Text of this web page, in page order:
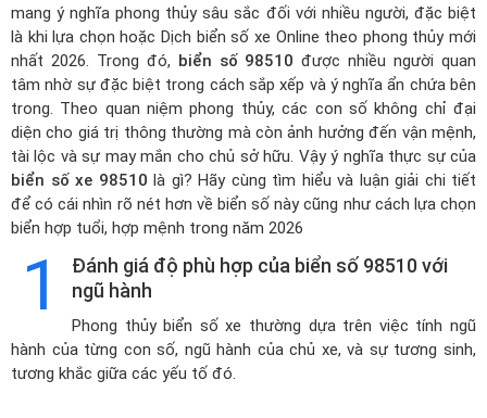
mang ý nghĩa phong thủy sâu sắc đối với nhiều người, đặc biệt
là khi lựa chọn hoặcDịch biển số xe Online theo phong thủy mới
nhất 2026. Trong đó, biển số 98510 được nhiều người quan
tâm nhờ sự đặc biệt trong cách sắp xếp và ý nghĩa ẩn chứa bên
trong. Theo quan niệm phong thủy, các con số không chỉ đại
diện cho giá trị thông thường mà còn ảnh hưởng đến vận mệnh,
tài lộc và sự may mắn cho chủ sở hữu. Vậy ý nghĩa thực sự của
biển số xe 98510 là gì? Hãy cùng tìm hiểu và luận giải chi tiết
để có cái nhìn rõ nét hơn về biển số này cũng như cách lựa chọn
biển hợp tuổi, hợp mệnh trong năm 2026
1
Đánh giá độ phù hợp của biển số 98510 với
ngũ hành
Phong thủy biển số xe thường dựa trên việc tính ngũ
hành của từng con số, ngũ hành của chủ xe, và sự tương sinh,
tương khắc giữa các yếu tố đó.